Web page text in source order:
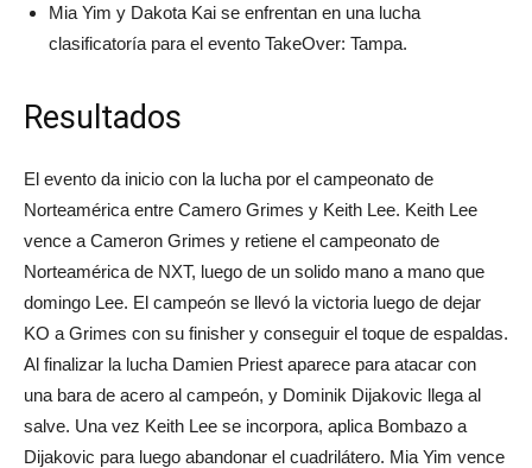
Mia Yim y Dakota Kai se enfrentan en una lucha
clasificatoría para el evento TakeOver: Tampa.
Resultados
El evento da inicio con la lucha por el campeonato de
Norteamérica entre Camero Grimes y Keith Lee. Keith Lee
vence a Cameron Grimes y retiene el campeonato de
Norteamérica de NXT, luego de un solido mano a mano que
domingo Lee. El campeón se llevó la victoria luego de dejar
KO a Grimes con su finisher y conseguir el toque de espaldas.
Al finalizar la lucha Damien Priest aparece para atacar con
una bara de acero al campeón, y Dominik Dijakovic llega al
salve. Una vez Keith Lee se incorpora, aplica Bombazo a
Dijakovic para luego abandonar el cuadrilátero. Mia Yim vence